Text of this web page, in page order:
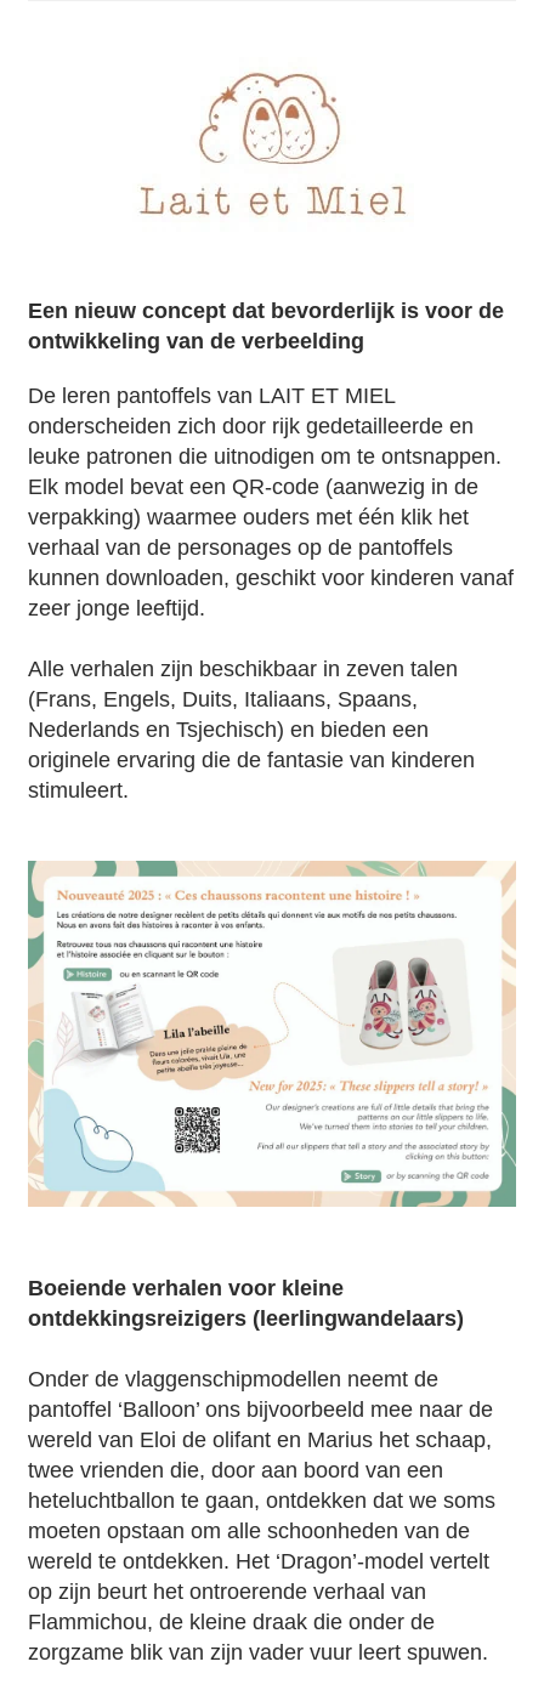
Een nieuw concept dat bevorderlijk is voor de
ontwikkeling van de verbeelding
De leren pantoffels van LAIT ET MIEL
onderscheiden zich door rijk gedetailleerde en
leuke patronen die uitnodigen om te ontsnappen.
Elk model bevat een QR-code (aanwezig in de
verpakking) waarmee ouders met één klik het
verhaal van de personages op de pantoffels
kunnen downloaden, geschikt voor kinderen vanaf
zeer jonge leeftijd.
Alle verhalen zijn beschikbaar in zeven talen
(Frans, Engels, Duits, Italiaans, Spaans,
Nederlands en Tsjechisch) en bieden een
originele ervaring die de fantasie van kinderen
stimuleert.
Boeiende verhalen voor kleine
ontdekkingsreizigers (leerlingwandelaars)
Onder de vlaggenschipmodellen neemt de
pantoffel ‘Balloon’ ons bijvoorbeeld mee naar de
wereld van Eloi de olifant en Marius het schaap,
twee vrienden die, door aan boord van een
heteluchtballon te gaan, ontdekken dat we soms
moeten opstaan om alle schoonheden van de
wereld te ontdekken. Het ‘Dragon’-model vertelt
op zijn beurt het ontroerende verhaal van
Flammichou, de kleine draak die onder de
zorgzame blik van zijn vader vuur leert spuwen.